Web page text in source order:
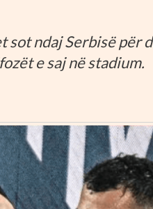
sot ndaj Serbisë për
e saj në stadium.